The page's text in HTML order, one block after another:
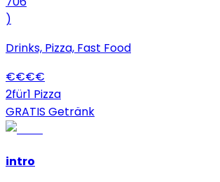
)
Drinks, Pizza, Fast Food
€€€€
2für1 Pizza
GRATIS Getränk
intro